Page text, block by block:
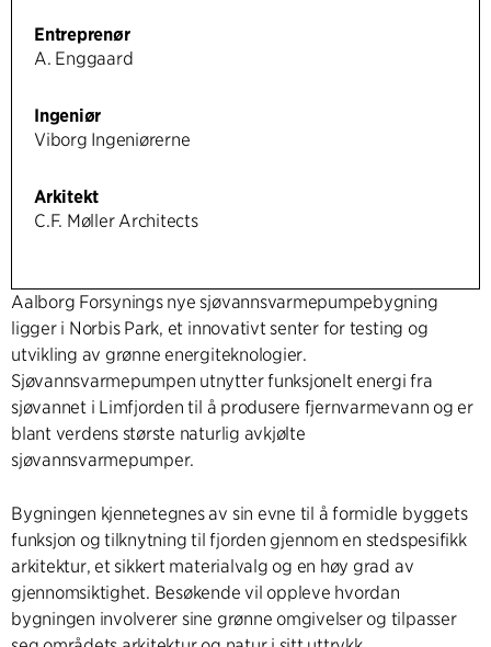
Entreprenør
A. Enggaard
Ingeniør
Viborg Ingeniørerne
Arkitekt
C.F. Møller Architects
Aalborg Forsynings nye sjøvannsvarmepumpebygning
ligger i Norbis Park, et innovativt senter for testing og
utvikling av grønne energiteknologier.
Sjøvannsvarmepumpen utnytter funksjonelt energi fra
sjøvannet i Limfjorden til å produsere fjernvarmevann og er
blant verdens største naturlig avkjølte
sjøvannsvarmepumper.
Bygningen kjennetegnes av sin evne til å formidle byggets
funksjon og tilknytning til fjorden gjennom en stedspesifikk
arkitektur, et sikkert materialvalg og en høy grad av
gjennomsiktighet. Besøkende vil oppleve hvordan
bygningen involverer sine grønne omgivelser og tilpasser